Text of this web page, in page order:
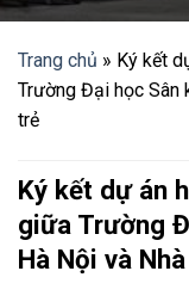
Trang chủ » Ký kết
Trường Đại học Sân
trẻ
Ký kết dự án
giữa Trường
Hà Nội và